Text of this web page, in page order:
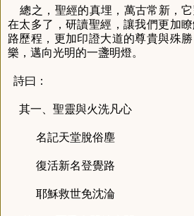
總之，聖經的真埋，萬古常新，
在太多了，研讀聖經，讓我們更加
路歷程，更加印證大道的尊貴與殊
樂，邁向光明的一盞明燈。
詩曰：
其一、聖靈與火洗凡心
名記天堂脫俗塵
復活新名登覺路
耶穌救世免沈淪